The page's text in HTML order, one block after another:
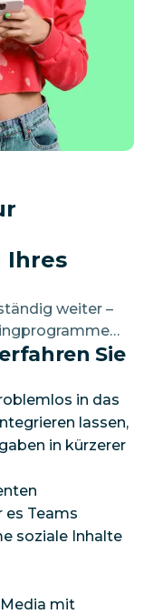
Ihres
weiter –
Sie
in das
lassen,
in kürzerer
es Teams
soziale Inhalte
mit